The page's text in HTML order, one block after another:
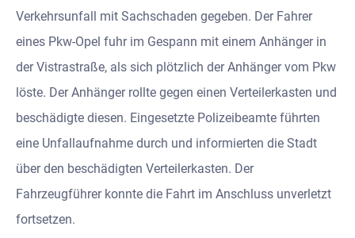
Verkehrsunfall mit Sachschaden gegeben. Der Fahrer
eines Pkw-Opel fuhr im Gespann mit einem Anhänger in
der Vistrastraße, als sich plötzlich der Anhänger vom Pkw
löste. Der Anhänger rollte gegen einen Verteilerkasten und
beschädigte diesen. Eingesetzte Polizeibeamte führten
eine Unfallaufnahme durch und informierten die Stadt
über den beschädigten Verteilerkasten. Der
Fahrzeugführer konnte die Fahrt im Anschluss unverletzt
fortsetzen.